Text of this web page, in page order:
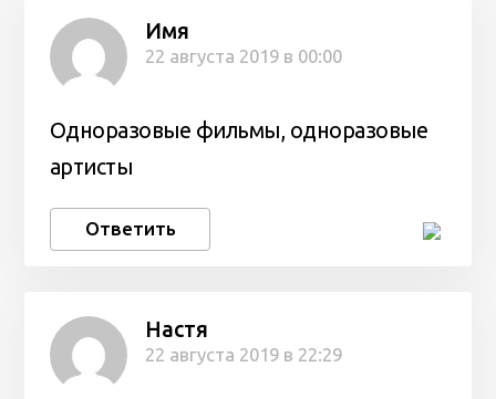
Имя
22 августа 2019 в 00:00
Одноразовые фильмы, одноразовые
артисты
Ответить
Настя
22 августа 2019 в 22:29